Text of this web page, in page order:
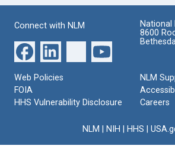
Connect with NLM
National
8600
Web Policies
FOIA
HHS Vulnerability Disclosure
NLM
Careers
NLM NIH HHS